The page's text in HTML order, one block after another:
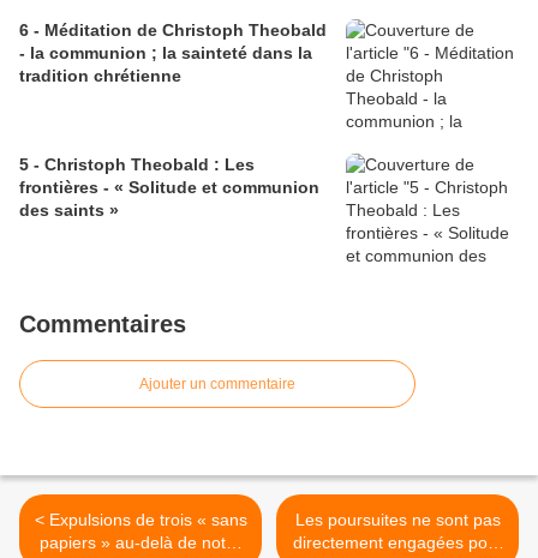
6 - Méditation de Christoph Theobald
- la communion ; la sainteté dans la
tradition chrétienne
5 - Christoph Theobald : Les
frontières - « Solitude et communion
des saints »
Commentaires
Ajouter un commentaire
< Expulsions de trois « sans
papiers » au-delà de notre
Les poursuites ne sont pas
directement engagées pour